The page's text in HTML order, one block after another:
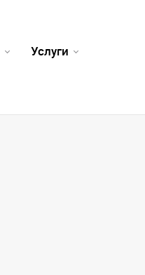
Услуги